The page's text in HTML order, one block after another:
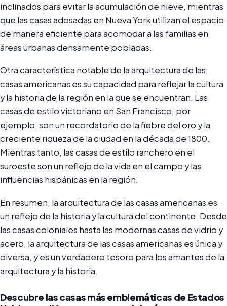
inclinados para evitar la acumulación de nieve, mientras
que las casas adosadas en Nueva York utilizan el espacio
de manera eficiente para acomodar a las familias en
áreas urbanas densamente pobladas.
Otra característica notable de la arquitectura de las
casas americanas es su capacidad para reflejar la cultura
y la historia de la región en la que se encuentran. Las
casas de estilo victoriano en San Francisco, por
ejemplo, son un recordatorio de la fiebre del oro y la
creciente riqueza de la ciudad en la década de 1800.
Mientras tanto, las casas de estilo ranchero en el
suroeste son un reflejo de la vida en el campo y las
influencias hispánicas en la región.
En resumen, la arquitectura de las casas americanas es
un reflejo de la historia y la cultura del continente. Desde
las casas coloniales hasta las modernas casas de vidrio y
acero, la arquitectura de las casas americanas es única y
diversa, y es un verdadero tesoro para los amantes de la
arquitectura y la historia.
Descubre las casas más emblemáticas de Estados